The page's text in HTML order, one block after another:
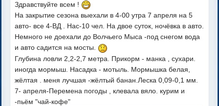
Здравствуйте всем !
На закрытие сезона выехали в 4-00 утра 7 апреля на 5
авто- все 4-ВД . Нас-10 чел. На двое суток, ночёвка в авто.
Немного не доехали до Волчьего Мыса -под снегом вода
и авто садится на мосты.
Глубина ловли 2,2-2,7 метра. Прикорм - манка , сухари.
иногда мормыш. Насадка - мотыль. Мормышка белая,
жёлтая . меня лучшая -жёлтый банан.Леска 0,09-0,1 мм.
7- апреля-Перемена погоды , клевала вяло. курим и
-пьём "чай-кофе"